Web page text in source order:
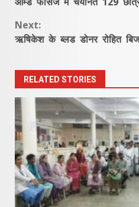
Next:
ऋषिकेश के ब्लड डोनर रोहित
RELATED STORIES